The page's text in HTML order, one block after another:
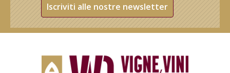
Iscriviti alle nostre newsletter